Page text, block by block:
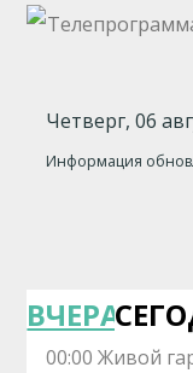
Четверг, 06
Информация
ВЧЕРА
00:00 Живой